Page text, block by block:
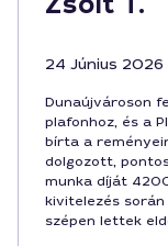
24 Június 2026
Dunaújvároson
plafonhoz, és a
bírta a
dolgozott,
munka díját
kivitelezés
szépen lettek